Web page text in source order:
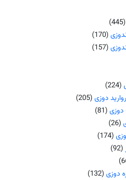
(445)
(170)
(157)
(224)
دوزی(205)
دوزی (81)
(26)
(174)
(92)
دوزی (132)